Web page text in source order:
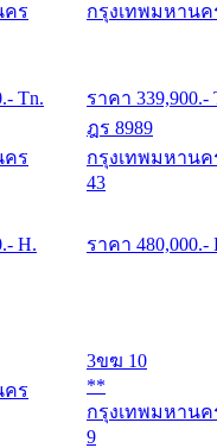
คร
.- Tn.
กรุงเทพมหานค
ราคา 339,900.-
คร
.- H.
ฎร 8989
กรุงเทพมหานค
43
ราคา 480,000.-
คร
3ขฆ 10
**
กรุงเทพมหานค
9